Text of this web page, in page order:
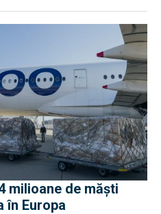
milioane de măşti
în Europa